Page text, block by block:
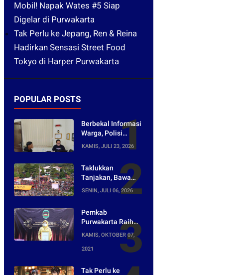
Mobil! Napak Wates #5 Siap
Digelar di Purwakarta
Tak Perlu ke Jepang, Ren & Reina
Hadirkan Sensasi Street Food
Tokyo di Harper Purwakarta
POPULAR POSTS
Berbekal Informasi
Warga, Polisi
Bongkar Jaringan
Peredaran Obat
Purwakarta
KAMIS, JULI 23, 2026
Taklukkan
Tanjakan, Bawa
Pulang Mobil!
Napak Wates #5
Purwakarta
SENIN, JULI 06, 2026
Pemkab
Purwakarta Raih
Penghargaan
Terpopuler di Ajang
2021
KAMIS, OKTOBER 07,
2021
Tak Perlu ke